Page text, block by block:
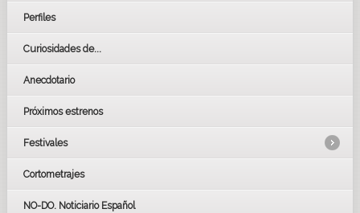
Perfiles
Curiosidades de...
Anecdotario
Próximos estrenos
Festivales
LOS OSCARS
GOYAS
Cortometrajes
NO-DO. Noticiario Español